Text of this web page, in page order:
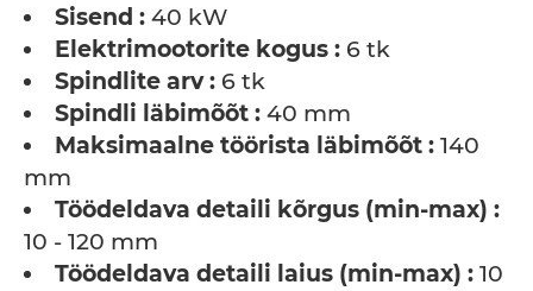
Sisend : 40 kW
Elektrimootorite kogus : 6 tk
Spindlite arv : 6 tk
Spindli läbimõõt : 40 mm
Maksimaalne töörista läbimõõt : 140
mm
Töödeldava detaili kõrgus (min-max) :
10 - 120 mm
Töödeldava detaili laius (min-max) : 10 -